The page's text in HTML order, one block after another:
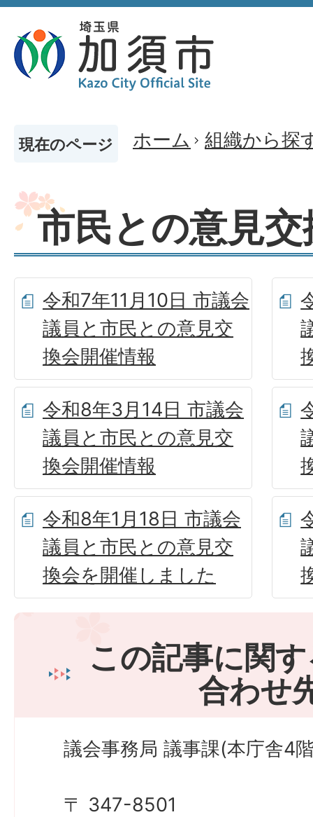
現在のページ ホーム 組織から探
市民との意見交
令和7年11月10日 市議会
議員と市民との意見交
換会開催情報
令和8年3月14日 市議会
議員と市民との意見交
換会開催情報
令和8年1月18日 市議会
議員と市民との意見交
換会を開催しました
この記事に関
合わせ
議会事務局 議事課(本庁舎4
〒 347-8501